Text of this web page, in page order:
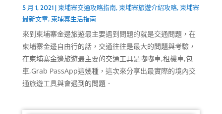
5 月 1, 2021|柬埔寨交通攻略指南,柬埔寨旅遊介紹攻略,柬埔寨
最新文章,柬埔寨生活指南
來到柬埔寨金邊旅遊最主要遇到問題的就是交通問題，在
柬埔寨金邊自由行的話，交通往往是最大的問題與考驗，
在柬埔寨金邊旅遊最主要的交通工具是嘟嘟車,租機車,包
車,Grab PassApp這幾種，這次來分享出最實際的境內交
通旅遊工具與會遇到的問題．